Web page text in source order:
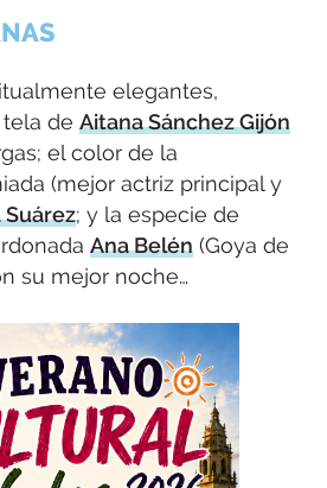
elegantes,
tela de Aitana Sánchez Gijón
el color de la
(mejor actriz principal y
Suárez; y la especie de
Ana Belén (Goya de
su mejor noche…